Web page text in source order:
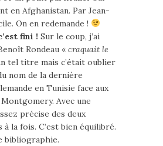
en Afghanistan. Par Jean-
On en redemande !
fini ! Sur le coup, j’ai
Rondeau « craquait le
tel titre mais c’était oublier
nom de la dernière
en Tunisie face aux
Avec une
précise des deux
la fois. C’est bien équilibré.
bibliographie.